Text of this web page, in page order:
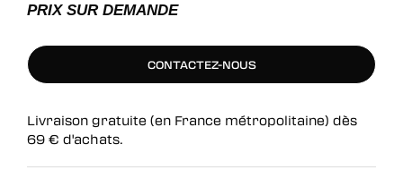
PRIX SUR DEMANDE
CONTACTEZ-NOUS
Livraison gratuite (en France métropolitaine) dès
69 € d'achats.